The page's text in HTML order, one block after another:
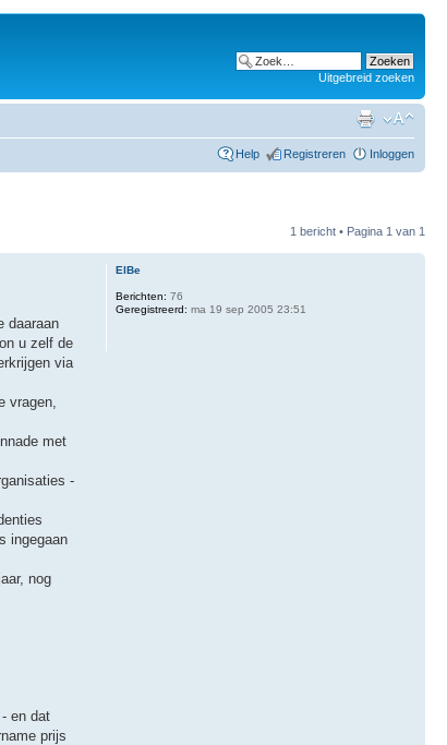
Uitgebreid zoeken
Help Registreren Inloggen
1 bericht • Pagina 1 van 1
daaraan
u zelf de
via
vragen,
met
-
ingegaan
nog
en dat
prijs
ElBe
Berichten: 76
Geregistreerd: ma 19 sep 2005 23:51